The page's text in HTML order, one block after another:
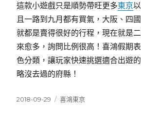
這款小遊戲只是順勢帶旺更多東京
且一路到九月都有買氣，大阪、四
就都是賣得很好的行程，現在就是
來愈多，詢問比例很高！喜鴻假期
色分類，讓玩家快速挑選適合出遊
略沒去過的府縣！
發
2018-09-29
分
喜鴻東京